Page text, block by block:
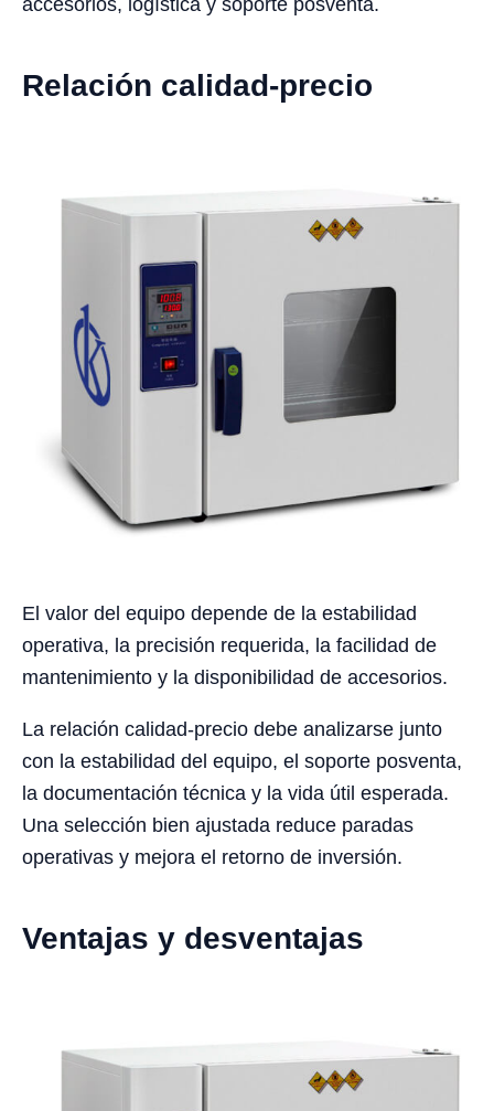
accesorios, logística y soporte posventa.
Relación calidad-precio
El valor del equipo depende de la estabilidad
operativa, la precisión requerida, la facilidad de
mantenimiento y la disponibilidad de accesorios.
La relación calidad-precio debe analizarse junto
con la estabilidad del equipo, el soporte posventa,
la documentación técnica y la vida útil esperada.
Una selección bien ajustada reduce paradas
operativas y mejora el retorno de inversión.
Ventajas y desventajas